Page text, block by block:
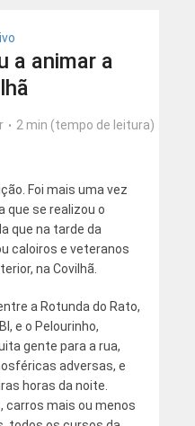
a animar a
2 min (tempo de leitura)
Foi mais uma vez
que se realizou o
que na tarde da
caloiros e veteranos
na Covilhã.
a Rotunda do Rato,
e o Pelourinho,
gente para a rua,
adversas, e
horas da noite.
carros mais ou menos